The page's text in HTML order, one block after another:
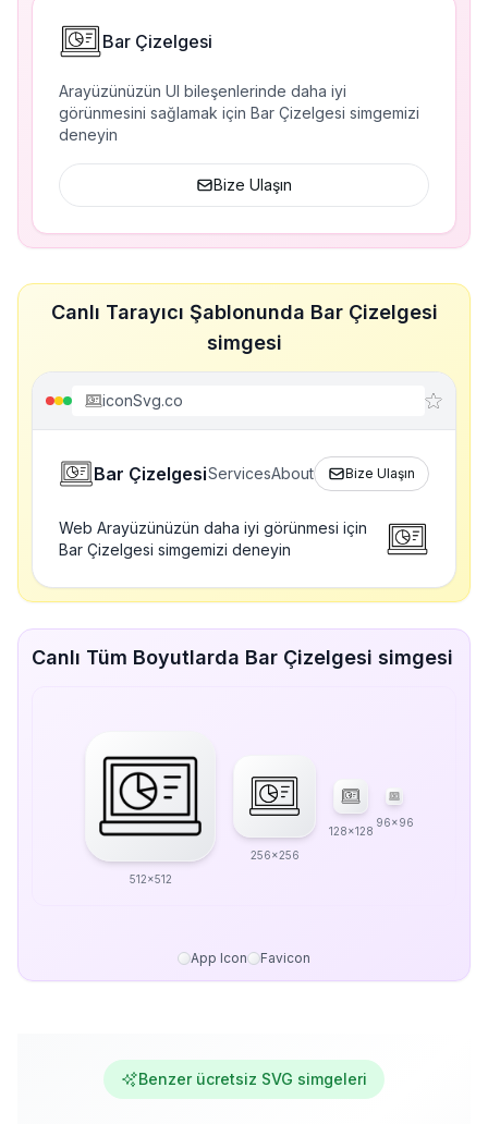
Bar Çizelgesi
Arayüzünüzün UI bileşenlerinde daha iyi
görünmesini sağlamak için Bar Çizelgesi simgemizi
deneyin
Bize Ulaşın
Canlı Tarayıcı Şablonunda Bar Çizelgesi
simgesi
iconSvg.co
Bar ÇizelgesiServicesAbout Bize Ulaşın
Web Arayüzünüzün daha iyi görünmesi için
Bar Çizelgesi simgemizi deneyin
Canlı Tüm Boyutlarda Bar Çizelgesi simgesi
512x512
256x256
128x128
96x96
App Icon Favicon
Benzer ücretsiz SVG simgeleri